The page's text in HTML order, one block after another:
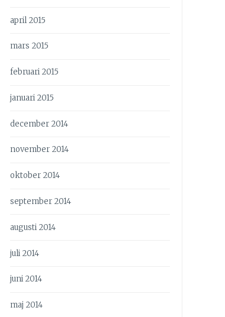
april 2015
mars 2015
februari 2015
januari 2015
december 2014
november 2014
oktober 2014
september 2014
augusti 2014
juli 2014
juni 2014
maj 2014